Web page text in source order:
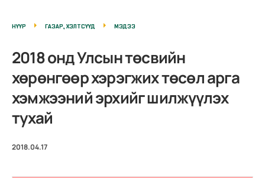
НҮҮР ГАЗАР, ХЭЛТСҮҮД МЭДЭЭ
2018 онд Улсын төсвийн
хөрөнгөөр хэрэгжих төсөл арга
хэмжээний эрхийг шилжүүлэх
тухай
2018.04.17